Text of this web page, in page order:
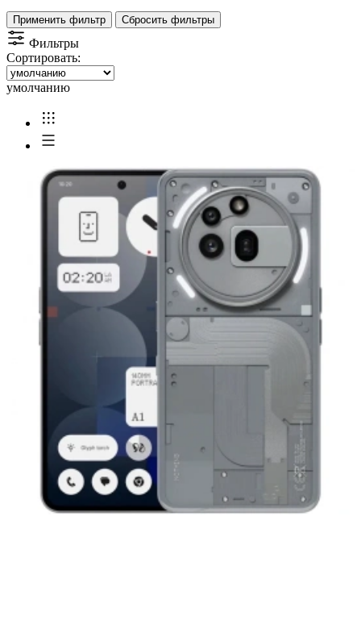
Применить фильтр Сбросить фильтры
Фильтры
Сортировать:
умолчанию